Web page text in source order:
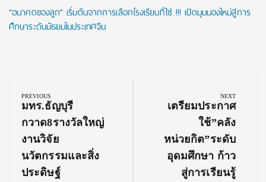
“อนาคตของลูก” เริ่มต้นจากการเลือกโรงเรียนที่ใช่ !!! เปิดมุมมองใหม่สู่การ
ศึกษาระดับมัธยมในประเทศจีน
navigation
PREVIOUS
Previous
Post:
มทร.ธัญบุรี
กวาด8รางวัลใหญ่
งานวิจัย
นวัตกรรมและสิ่ง
ประดิษฐ์
NEXT
Next
เตรียมประกาศ
ใช้”คลัง
หน่วยกิต”ระดับ
อุดมศึกษา ก้าว
สู่การเรียนรู้